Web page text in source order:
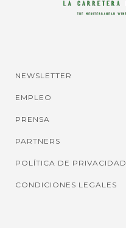
NEWSLETTER
EMPLEO
PRENSA
PARTNERS
POLÍTICA DE PRIVACIDAD
CONDICIONES LEGALES